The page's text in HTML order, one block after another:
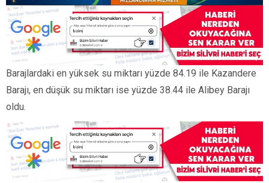
Barajlardaki en yüksek su miktarı yüzde 84.19 ile Kazandere
Barajı, en düşük su miktarı ise yüzde 38.44 ile Alibey Barajı
oldu.